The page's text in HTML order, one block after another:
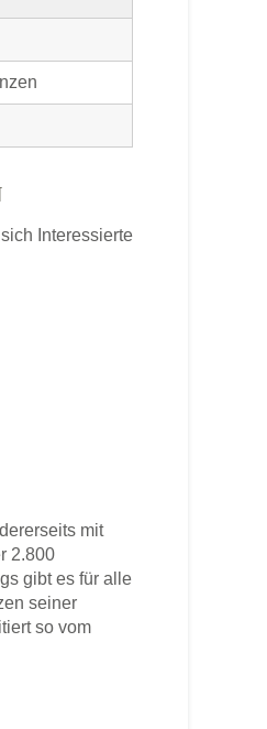
Interessierte
mit
2.800
gibt es für alle
seiner
so vom